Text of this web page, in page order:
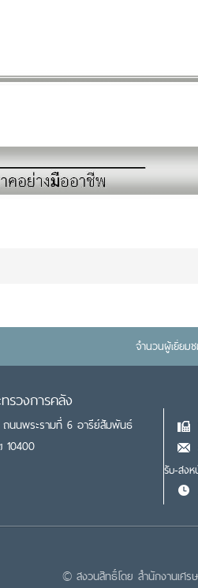
จำนวนผู้เยื่ยม
รวงการคลัง
นนพระรามที่ 6 อารีย์สัมพันธ์
10400
รับ-ส่งห
© สงวนสิทธิ์โดย สำนักงานเศร